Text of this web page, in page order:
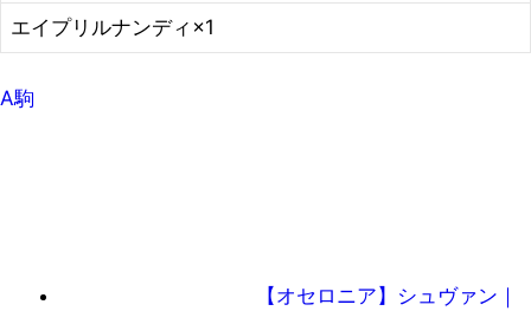
エイプリルナンディ×1
A駒
【オセロニア】シュヴァン｜